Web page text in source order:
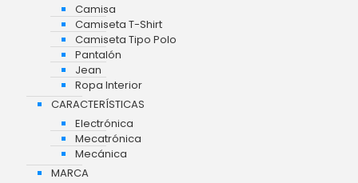
Camisa
Camiseta T-Shirt
Camiseta Tipo Polo
Pantalón
Jean
Ropa Interior
CARACTERÍSTICAS
Electrónica
Mecatrónica
Mecánica
MARCA